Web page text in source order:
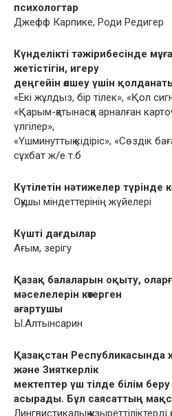
психологтар
Джефф Карпике, Роди Редигер
Күнделікті тəжірибесінде
жетістігін, игеру
деңгейін өлшеу үшін
«Екі жұлдыз, бір тілек», «Қол
«Қарым-қатынасқа арналған
үлгілер»,
«Үшминуттық кідіріс», «Сөздік
сұхбат ж/е т.б
Күтілетін нəтижелер түрінде
Оқушы міндеттерінің жүйелері
Күшті дағдылар
Ағым, зерігу
Қазақ балаларын оқыту,
мəселелерін көтерген
ағартушы
Ы.Алтынсарин
Қазақстан Республикасында
жəне Зияткерлік
мектептер үш тілде білім
асырады. Бұл саясаттың
Лингвистикалық